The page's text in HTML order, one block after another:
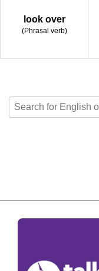
look over
(Phrasal verb)